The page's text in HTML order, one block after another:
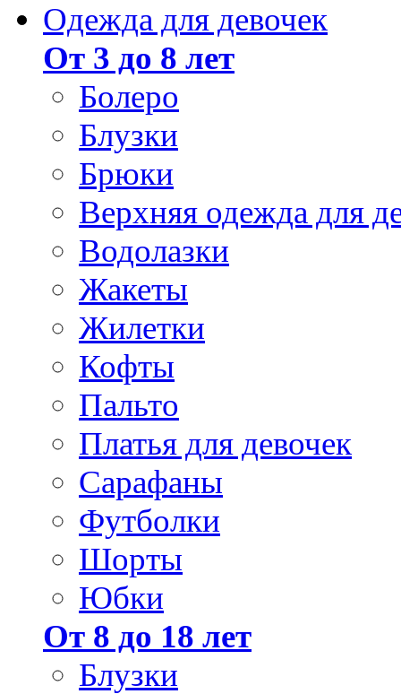
Одежда для девочек
От 3 до 8 лет
Болеро
Блузки
Брюки
Верхняя одежда для
Водолазки
Жакеты
Жилетки
Кофты
Пальто
Платья для девочек
Сарафаны
Футболки
Шорты
Юбки
От 8 до 18 лет
Блузки